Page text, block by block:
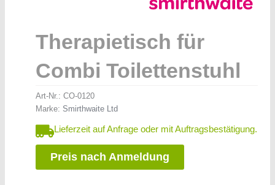
Therapietisch für
Combi Toilettenstuhl
Art-Nr.: CO-0120
Marke: Smirthwaite Ltd
Lieferzeit auf Anfrage oder mit Auftragsbestätigung.
Preis nach Anmeldung